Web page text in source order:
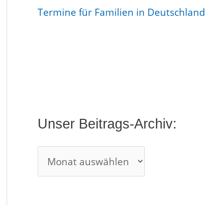
Termine für Familien in Deutschland
Unser Beitrags-Archiv:
i